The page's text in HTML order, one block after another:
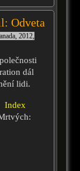
Odveta
2012,
dál
lidi.
Index